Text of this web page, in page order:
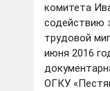
комитета
содействию
трудовой
июня 2016
ОГКУ